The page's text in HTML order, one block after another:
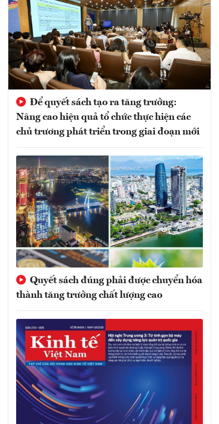
Để quyết sách tạo ra tăng trưởng:
Nâng cao hiệu quả tổ chức thực hiện các
chủ trương phát triển trong giai đoạn mới
Quyết sách đúng phải được chuyển hóa
thành tăng trưởng chất lượng cao